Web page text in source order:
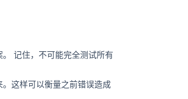
记住，不可能完全测试所有
这样可以衡量之前错误造成